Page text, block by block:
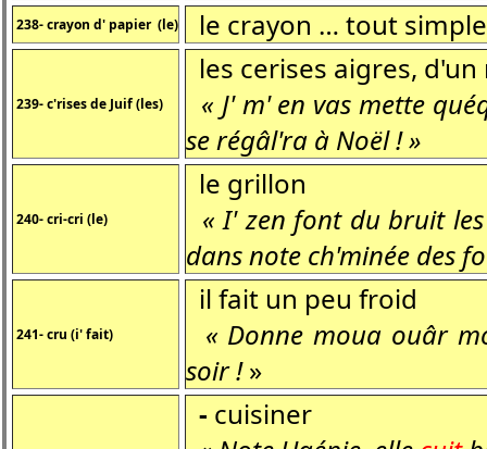
238- crayon d' papier (le) le crayon … tout
239- c'rises de Juif (les)
les cerises aigres,
« J' m' en vas mette
se régâl'ra à Noël ! »
240- cri-cri (le)
le grillon
« I' zen font du bruit
dans note ch'minée des
241- cru (i' fait)
il fait un peu froid
« Donne moua ouâr
soir !»
- cuisiner